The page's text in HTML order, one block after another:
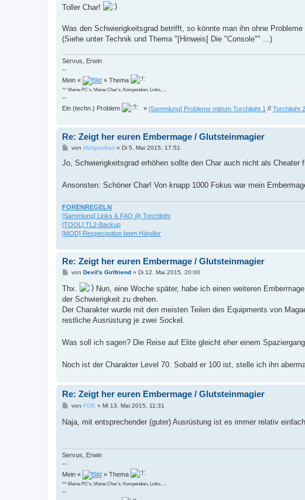
a
g
Toller Char!
Was den Schwierigkeitsgrad betrifft, so könnte man ihn ohne Probleme
(Siehe unter Technik und Thema "[Hinweis] Die "Console"" ...)
Servus, Erwin
--
Mein «
» Thema
^^ Meine PC's, Meine Char's, Kompendien, Links, ...
--
Ein (techn.) Problem
» [Sammlung] Probleme mit/um Torchlight 1 // Torchlight 2
Re: Zeigt her euren Embermage / Glutsteinmagier
B
i
g
von Malgardian» Di 5. Mai 2015, 17:51
Jo, Schwierigkeitsgrad erhöhen sollte den Char auch nicht als
Ansonsten: Schöner Char! Von knapp 1000 Fokus war mein
FORENREGELN
[Sammlung] Links & FAQ @ Torchlight
[TOOL] TL2-Backup
[MOD] Respecpotion beim Händler
Re: Zeigt her euren Embermage / Glutsteinmagier
B
i
t
r
a
g
von Devil's Girlfriend» Di 12. Mai 2015, 20:00
Thx.
Nun, eine Woche später, habe ich einen weiteren
der Schwierigkeit zu drehen.
Der Charakter wurde mit den meisten Teilen des Equipments von
restliche Ausrüstung je zwei Sockel.
Was soll ich sagen? Die Reise auf Elite gleicht eher einem
Noch ist der Charakter Level 70. Sobald er 100 ist, stelle ich ihn
Re: Zeigt her euren Embermage / Glutsteinmagier
B
t
von FOE » Mi 13. Mai 2015, 11:31
Naja, mit entsprechender (guter) Ausrüstung ist es immer relativ
Servus, Erwin
--
Mein «
» Thema
^^ Meine PC's, Meine Char's, Kompendien, Links, ...
--